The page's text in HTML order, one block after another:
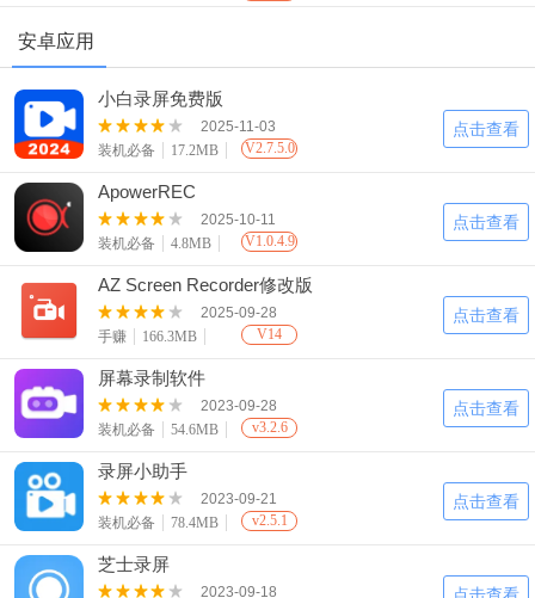
安卓应用
小白录屏免费版
2025-11-03
装机必备
17.2MB V2.7.5.0
点击查看
ApowerREC
2025-10-11
装机必备
4.8MB V1.0.4.9
点击查看
AZ Screen Recorder修改版
2025-09-28
手赚
166.3MB V14
点击查看
屏幕录制软件
2023-09-28
装机必备
54.6MB v3.2.6
点击查看
录屏小助手
2023-09-21
装机必备
78.4MB v2.5.1
点击查看
芝士录屏
2023-09-18